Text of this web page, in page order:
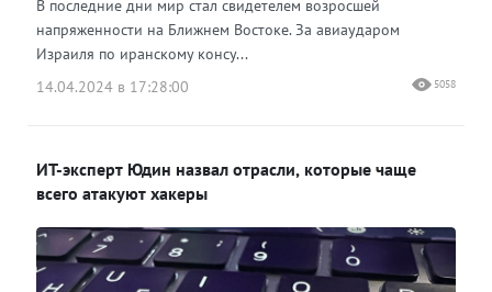
В последние дни мир стал свидетелем возросшей
напряженности на Ближнем Востоке. За авиаударом
Израиля по иранскому консу...
14.04.2024 в 17:28:00
5058
ИТ-эксперт Юдин назвал отрасли, которые чаще
всего атакуют хакеры